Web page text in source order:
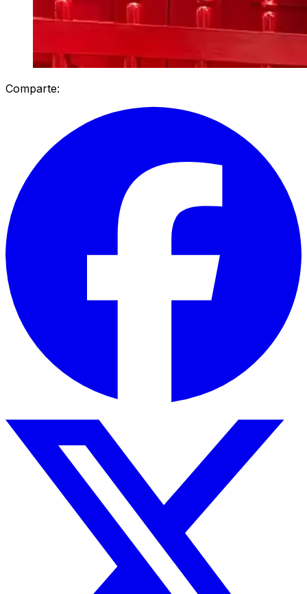
Comparte: